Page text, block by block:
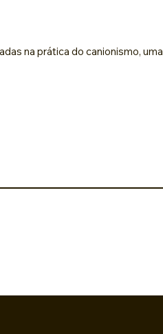
na prática do canionismo, uma